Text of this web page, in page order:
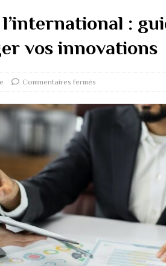
:
vos innovations
Commentaires fermés